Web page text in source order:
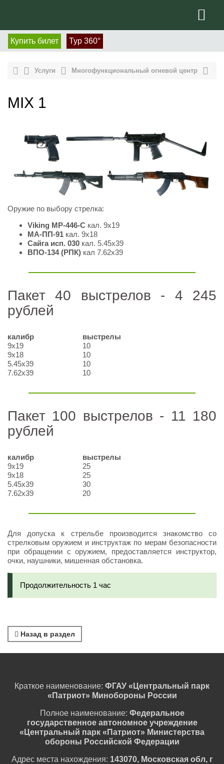
Купить билет Тур 360°
Услуги Многофункциональный огневой центр
MIX 1
Оружие по выбору стрелка:
Viking MP-446-С кал. 9х19
МА-ПП-91 кал. 9х18
Сайга исп. 030 кал. 5.45х39
ВПО-134 (РПК) кал 7.62х39
Пакет 40 выстрелов - 4 245
рублей
калибр
выстрелы
9х19
10
9х18
10
5.45х39
10
7.62х39
10
Пакет 100 выстрелов - 11 180
рублей
калибр
выстрелы
9х19
25
9х18
25
5.45х39
30
7.62х39
20
Для допуска к стрельбе производится знакомство со
стрелковым оружием и инструктаж по мерам безопасности
при обращении с оружием, предоставляется инструктор,
очки, наушники, мишенная обстановка.
Продолжительность 1 час
Назад в раздел
Краткое наименование: ФГАУ «Центральный парк
«Патриот» Минобороны России
Полное наименование: Федеральное
государственное автономное учреждение
«Центральный парк «Патриот» Министерства
обороны Российской Федерации
Адрес места нахождения: 143070, Московская обл, г